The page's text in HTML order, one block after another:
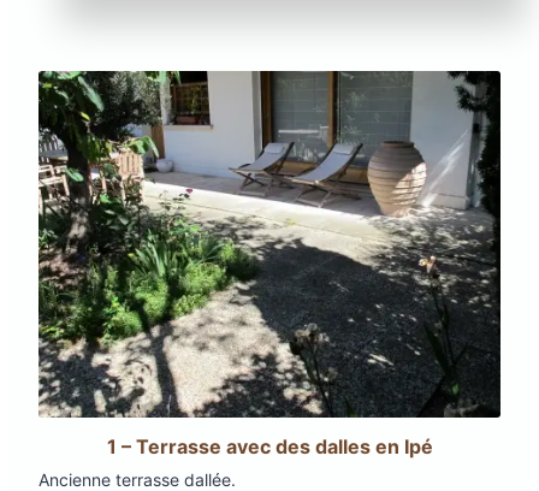
1 – Terrasse avec des dalles en Ipé
Ancienne terrasse dallée.